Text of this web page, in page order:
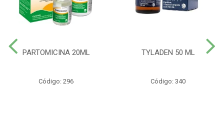
PARTOMICINA 20ML
Código: 296
TYLADEN 50 ML
Código: 340